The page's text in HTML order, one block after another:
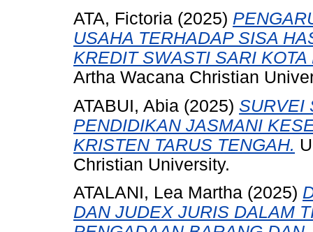
ATA, Fictoria (2025)
USAHA TERHADAP SISA
KREDIT SWASTI SARI KOTA
Artha Wacana Christian
ATABUI, Abia (2025) SURVEI
PENDIDIKAN JASMANI
KRISTEN TARUS TENGAH.
Christian University.
ATALANI, Lea Martha (2025)
DAN JUDEX JURIS DALAM